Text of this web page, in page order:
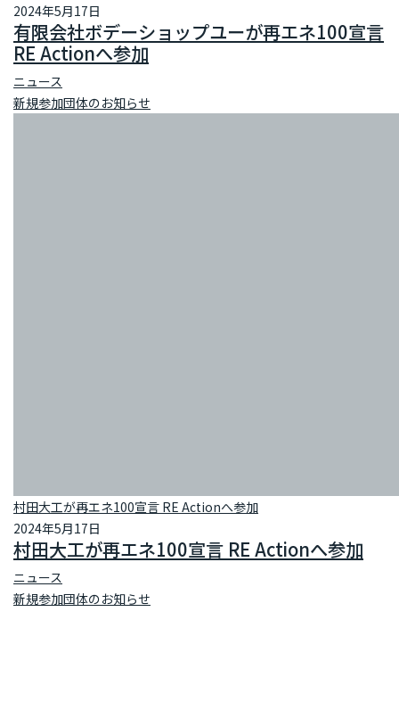
2024年5月17日
有限会社ボデーショップユーが再エネ100宣言
RE Actionへ参加
ニュース
新規参加団体のお知らせ
村田大工が再エネ100宣言 RE Actionへ参加
2024年5月17日
村田大工が再エネ100宣言 RE Actionへ参加
ニュース
新規参加団体のお知らせ